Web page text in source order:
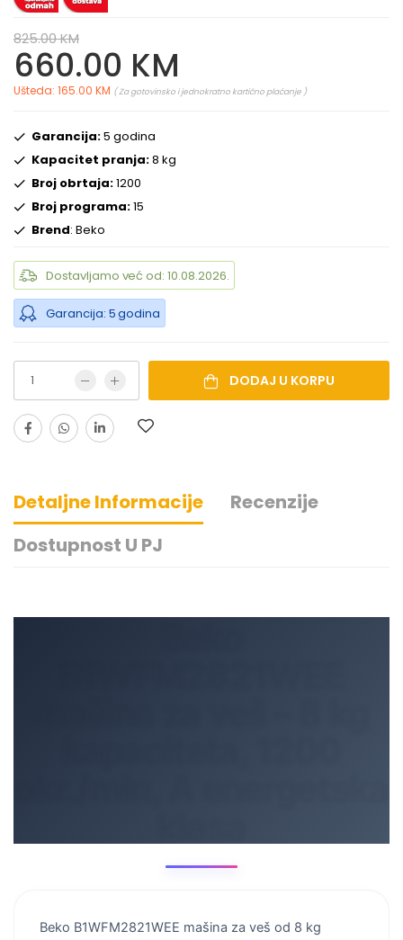
825.00 KM
660.00 KM
Ušteda: 165.00 KM ( Za gotovinsko i jednokratno kartično plaćanje )
Garancija:5 godina
Kapacitet pranja:8 kg
Broj obrtaja:1200
Broj programa:15
Brend: Beko
Dostavljamo već od: 10.08.2026.
Garancija: 5 godina
DODAJ U KORPU
Detaljne Informacije
Recenzije
Dostupnost U PJ
Beko B1WFM2821WEE mašina za veš od 8 kg